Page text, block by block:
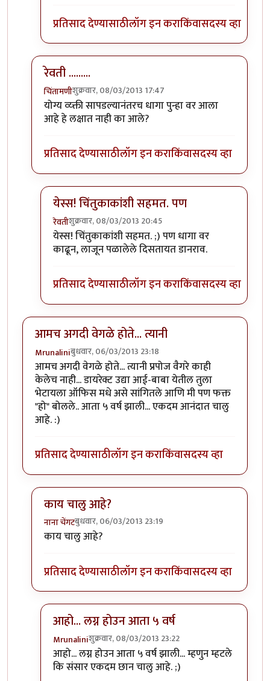
प्रतिसाद देण्यासाठीलॉग इन कराकिंवासदस्य व्हा
रेवती .........
चिंतामणीशुक्रवार, 08/03/2013 17:47
In reply toहा धागा योग्य व्यक्तीलाbyरेवती
योग्य व्य्क्ती सापडल्यानंतरच धागा पुन्हा वर आला
आहे हे लक्षात नाही का आले?
प्रतिसाद देण्यासाठीलॉग इन कराकिंवासदस्य व्हा
येस्स! चिंतुकाकांशी सहमत. पण
रेवतीशुक्रवार, 08/03/2013 20:45
In reply toरेवती .........byचिंतामणी
येस्स! चिंतुकाकांशी सहमत. ;) पण धागा वर
काढून, लाजून पळालेले दिसतायत डानराव.
प्रतिसाद देण्यासाठीलॉग इन कराकिंवासदस्य व्हा
आमच अगदी वेगळे होते... त्यानी
Mrunaliniबुधवार, 06/03/2013 23:18
आमच अगदी वेगळे होते... त्यानी प्रपोज वैगरे काही
केलेच नाही... डायरेक्ट उद्या आई-बाबा येतील तुला
भेटायला ऑफिस मधे असे सांगितले आणि मी पण फक्त
"हो" बोलले.. आता ५ वर्ष झाली... एकदम आनंदात चालु
आहे. :)
प्रतिसाद देण्यासाठीलॉग इन कराकिंवासदस्य व्हा
काय चालु आहे?
नाना चेंगटबुधवार, 06/03/2013 23:19
In reply toआमच अगदी वेगळे होते... त्यानी
काय चालु आहे?
प्रतिसाद देण्यासाठीलॉग इन कराकिंवासदस्य व्हा
आहो... लग्न होउन आता ५ वर्ष
Mrunaliniशुक्रवार, 08/03/2013 23:22
In reply toकाय चालु आहे?byनाना चेंगट
आहो... लग्न होउन आता ५ वर्ष झाली... म्हणुन म्हटले
कि संसार एकदम छान चालु आहे. ;)